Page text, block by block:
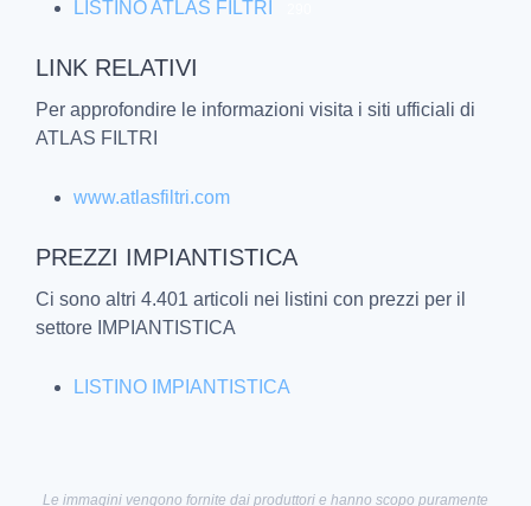
LISTINO ATLAS FILTRI
LINK RELATIVI
Per approfondire le informazioni visita i siti ufficiali di
ATLAS FILTRI
www.atlasfiltri.com
PREZZI IMPIANTISTICA
Ci sono altri 4.401 articoli nei listini con prezzi per il
settore IMPIANTISTICA
LISTINO IMPIANTISTICA
Le immagini vengono fornite dai produttori e hanno scopo puramente